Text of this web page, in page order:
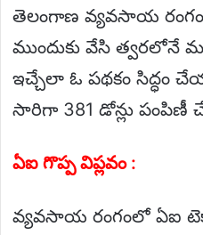
తెలంగాణ వ్యవసాయ
ముందుకు వేసి త్వరలోనే
ఇచ్చేలా ఓ పథకం సిద్ధం
సారిగా 381 డోన్లు పంపిణీ
ఏఐ గొప్ప విప్లవం :
వ్యవసాయ రంగంలో ఏఐ